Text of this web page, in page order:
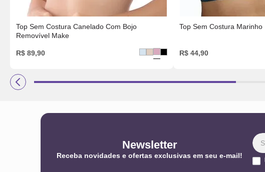
Top Sem Costura Canelado Com Bojo
Removível Make
R$ 89,90
Top Sem Costura Marinho
R$ 44,90
Newsletter
Receba novidades e ofertas exclusivas em seu e-mail!